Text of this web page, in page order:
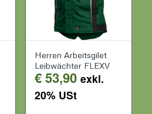
Herren Arbeitsgilet
Leibwächter FLEXV
€53,90 exkl.
20% USt